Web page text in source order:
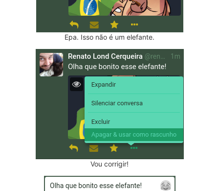
Epa. Isso não é um elefante.
Vou corrigir!